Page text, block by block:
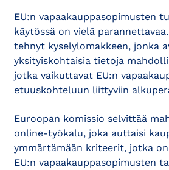
EU:n vapaakauppasopimusten
käytössä on vielä
tehnyt kyselylomakkeen, jonka
yksityiskohtaisia tietoja
jotka vaikuttavat EU:n
etuuskohteluun liittyviin
Euroopan komissio selvittää
online-työkalu, joka auttaisi
ymmärtämään kriteerit, jotka
EU:n vapaakauppasopimusten